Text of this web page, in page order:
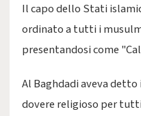
Il capo dello Stati
ordinato a tutti i
presentandosi come
Al Baghdadi aveva
dovere religioso per